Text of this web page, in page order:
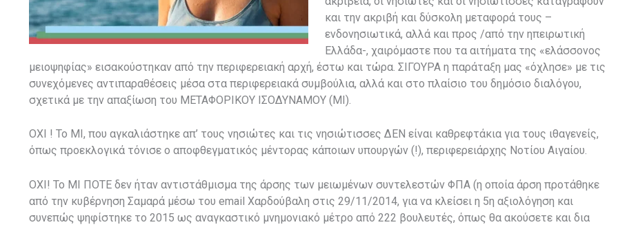
και την ακριβή και δύσκολη μεταφορά τους –
ενδονησιωτικά, αλλά και προς /από την ηπειρωτική
Ελλάδα-, χαιρόμαστε που τα αιτήματα της «ελάσσονος
μειοψηφίας» εισακούστηκαν από την περιφερειακή αρχή, έστω και τώρα. ΣΙΓΟΥΡΑ η παράταξη μας «όχλησε» με τις
συνεχόμενες αντιπαραθέσεις μέσα στα περιφερειακά συμβούλια, αλλά και στο πλαίσιο του δημόσιο διαλόγου,
σχετικά με την απαξίωση του ΜΕΤΑΦΟΡΙΚΟΥ ΙΣΟΔΥΝΑΜΟΥ (ΜΙ).
ΟΧΙ ! Το ΜΙ, που αγκαλιάστηκε απ’ τους νησιώτες και τις νησιώτισσες ΔΕΝ είναι καθρεφτάκια για τους ιθαγενείς,
όπως προεκλογικά τόνισε ο αποφθεγματικός μέντορας κάποιων υπουργών (!), περιφερειάρχης Νοτίου Αιγαίου.
ΟΧΙ! Το ΜΙ ΠΟΤΕ δεν ήταν αντιστάθμισμα της άρσης των μειωμένων συντελεστών ΦΠΑ (η οποία άρση προτάθηκε
από την κυβέρνηση Σαμαρά μέσω του email Χαρδούβαλη στις 29/11/2014, για να κλείσει η 5η αξιολόγηση και
συνεπώς ψηφίστηκε το 2015 ως αναγκαστικό μνημονιακό μέτρο από 222 βουλευτές, όπως θα ακούσετε και δια